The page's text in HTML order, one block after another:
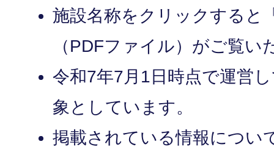
施設名称をクリックすると
（PDFファイル）がご覧い
令和7年7月1日時点で運営
象としています。
掲載されている情報につい